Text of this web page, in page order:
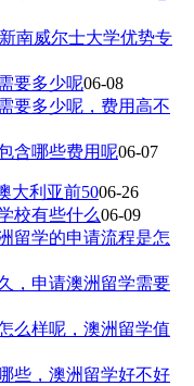
南威尔士大学优势专
要多少呢06-08
要多少呢，费用高不
含哪些费用呢06-07
大利亚前5006-26
校有些什么06-09
留学的申请流程是怎
，申请澳洲留学需要
么样呢，澳洲留学值
些，澳洲留学好不好